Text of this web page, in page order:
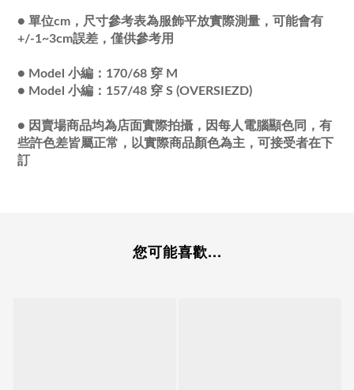
● 單位cm，尺寸參考表為服飾平放實際測量，可能會有
+/-1~3cm誤差，僅供參考用
● Model 小編：170/68 穿 M
● Model 小編：157/48 穿 S (OVERSIEZD)
● 因賣場商品均為店面實際拍攝，因每人電腦顯色同，有
些許色差皆屬正常，以實際商品顏色為主，可接受者在下
訂
您可能喜歡...